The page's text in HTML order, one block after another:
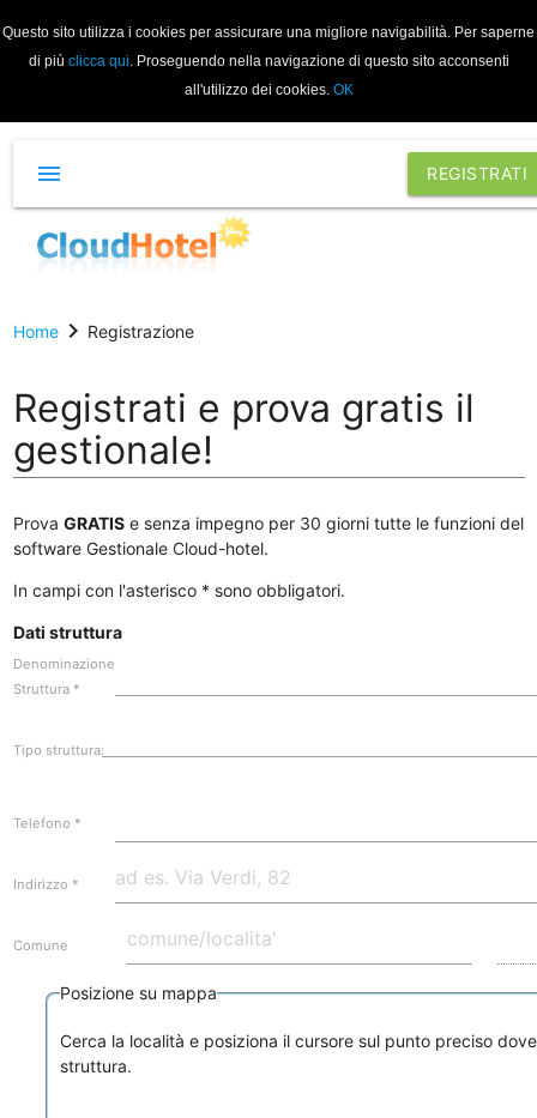
Questo sito utilizza i cookies per assicurare una migliore navigabilità. Per saperne
di più clicca qui. Proseguendo nella navigazione di questo sito acconsenti
all'utilizzo dei cookies. OK
REGISTRATI
menu
Homechevron_right Registrazione
Registrati e prova gratis il
gestionale!
Prova GRATISe senza impegno per 30 giorni tutte le funzioni del
software Gestionale Cloud-hotel.
In campi con l'asterisco * sono obbligatori.
Dati struttura
Denominazione
Struttura *
Tipo struttura:
Telefono *
Indirizzo *
Comune
Posizione su mappa
Cerca la località e posiziona il cursore sul punto preciso
struttura.